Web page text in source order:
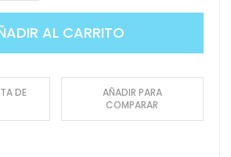
AL CARRITO
DE
AÑADIR PARA
COMPARAR